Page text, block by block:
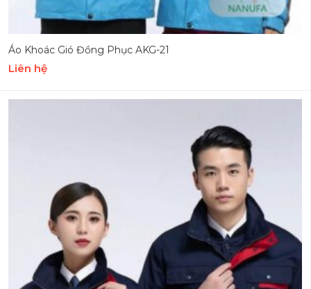
Áo Khoác Gió Đồng Phục AKG-21
Liên hệ